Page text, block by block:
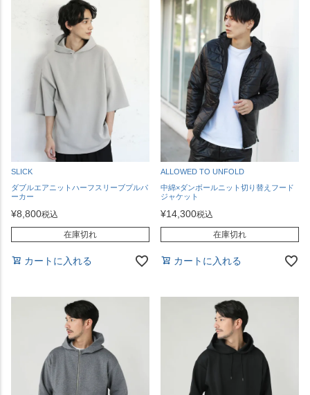
SLICK
ダブルエアニットハーフスリーブプルパ
ーカー
¥8,800税込
在庫切れ
カートに入れる
ALLOWED TO UNFOLD
中綿×ダンボールニット切り替えフード
ジャケット
¥14,300税込
在庫切れ
カートに入れる